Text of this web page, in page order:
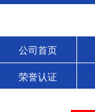
公司首页
荣誉认证